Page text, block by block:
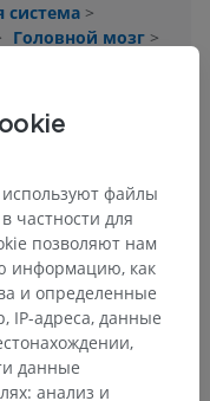
система >
Головной мозг >
>
терминов,
файлы
частности для
позволяют нам
информацию, как
и определенные
IP-адреса, данные
данные
анализ и